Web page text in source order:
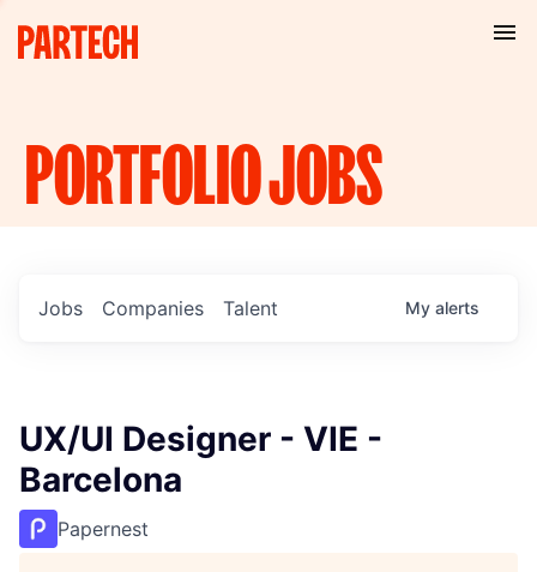
PORTFOLIOJOBS
Jobs Companies Talent My alerts
UX/UI Designer - VIE -
Barcelona
Papernest